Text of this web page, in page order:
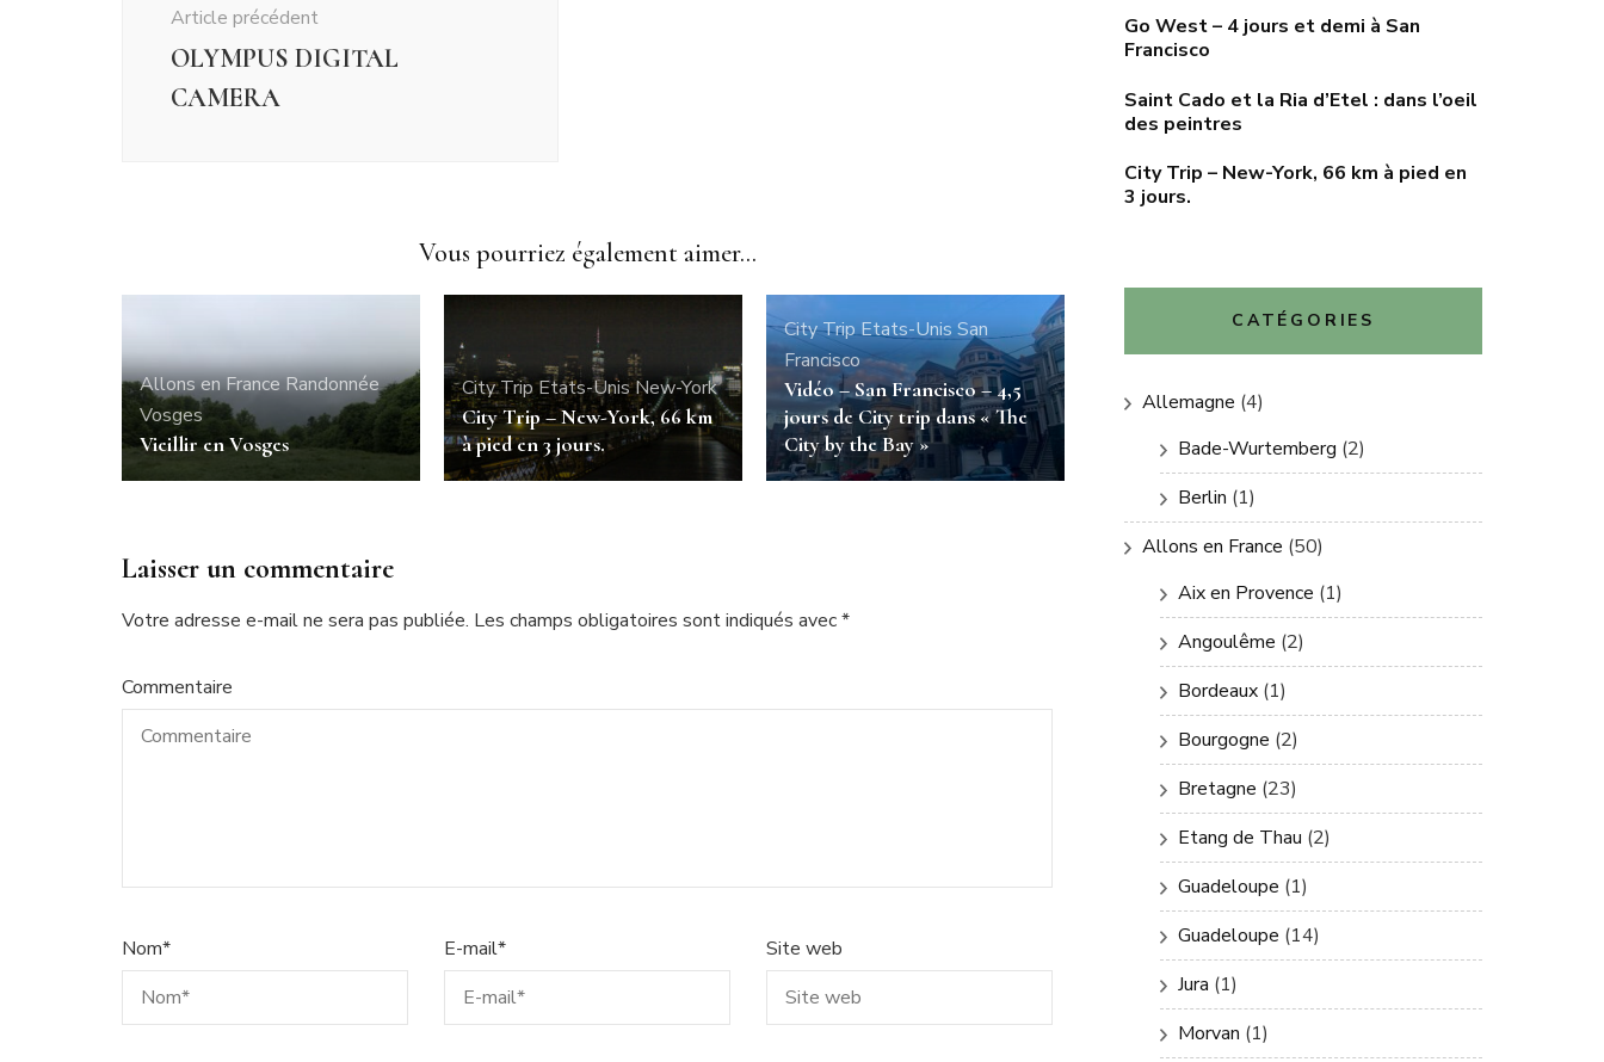
Article précédent
OLYMPUS DIGITAL
CAMERA
Vous pourriez également aimer...
Allons en FranceRandonnée
Vosges
Vieillir en Vosges
City Trip Etats-UnisNew-York
City Trip – New-York, 66 km
à pied en 3 jours.
City TripEtats-UnisSan
Francisco
Vidéo – San Francisco – 4,5
jours de City trip dans « The
City by the Bay »
Laisser un commentaire
Votre adresse e-mail ne sera pas publiée. Les champs obligatoires sont indiqués avec*
Commentaire
Nom* E-mail* Site web
Go West – 4 jours et demi à San
Francisco
Saint Cado et la Ria d’Etel : dans l’oeil
des peintres
City Trip – New-York, 66 km à pied en
3 jours.
CATÉGORIES
Allemagne (4)
Bade-Wurtemberg (2)
Berlin (1)
Allons en France (50)
Aix en Provence (1)
Angoulême (2)
Bordeaux (1)
Bourgogne (2)
Bretagne (23)
Etang de Thau (2)
Guadeloupe (1)
Guadeloupe (14)
Jura (1)
Morvan (1)